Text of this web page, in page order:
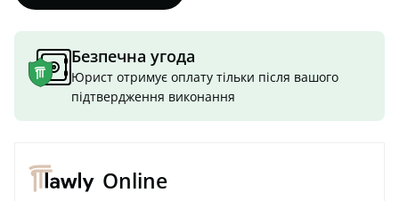
Безпечна угода
Юрист отримує оплату тільки після вашого
підтвердження виконання
Online